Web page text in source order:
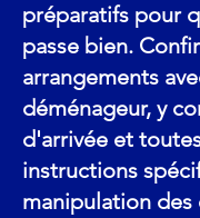
préparatifs pour
passe bien.
arrangements
déménageur, y
d'arrivée et
instructions
manipulation des